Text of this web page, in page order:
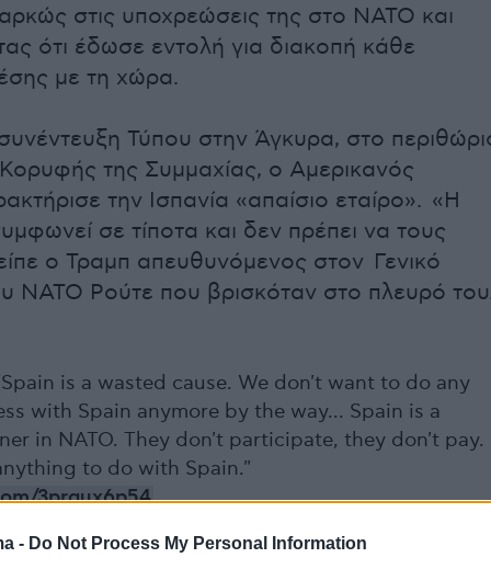
- Do Not Process My Personal Information
στις υποχρεώσεις της στο ΝΑΤΟ και
ότι έδωσε εντολή για διακοπή κάθε
με τη χώρα.
Τύπου στην Άγκυρα, στο
της Συμμαχίας, ο Αμερικανός
την Ισπανία «απαίσιο εταίρο». «Η
σε τίποτα και δεν πρέπει να τους
ο Τραμπ απευθυνόμενος στον Γενικό
ΝΑΤΟ Ρούτε που βρισκόταν στο πλευρό
is a wasted cause. We don't want to do any
with Spain anymore by the way... Spain is a
in NATO. They don't participate, they don't pay. I
to do with Spain."
3prqux6p54
47 (@RapidResponse47)July 8, 2026